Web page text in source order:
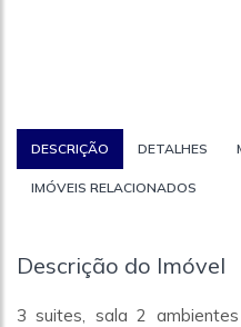
DESCRIÇÃO DETALHES
IMÓVEIS RELACIONADOS
Descrição do Imóvel
3 suites, sala 2